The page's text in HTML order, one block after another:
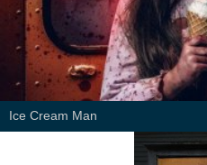
Ice Cream Man